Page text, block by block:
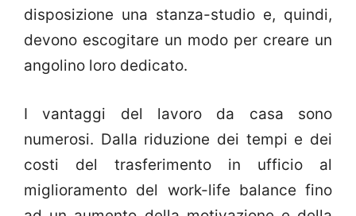
disposizione una stanza-studio e, quindi,
devono escogitare un modo per creare un
angolino loro dedicato.
I vantaggi del lavoro da casa sono
numerosi. Dalla riduzione dei tempi e dei
costi del trasferimento in ufficio al
miglioramento del work-life balance fino